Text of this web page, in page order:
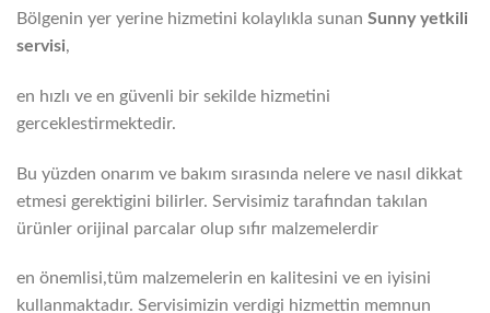
Bölgenin yer yerine hizmetini kolaylıkla sunan Sunnyyetkili
servisi,
en hızlı ve en güvenli bir sekilde hizmetini
gerceklestirmektedir.
Bu yüzden onarım ve bakım sırasında nelere ve nasıl dikkat
etmesi gerektigini bilirler. Servisimiz tarafından takılan
ürünler orijinal parcalar olup sıfır malzemelerdir
en önemlisi,tüm malzemelerin en kalitesini ve en iyisini
kullanmaktadır. Servisimizin verdigi hizmettin memnun